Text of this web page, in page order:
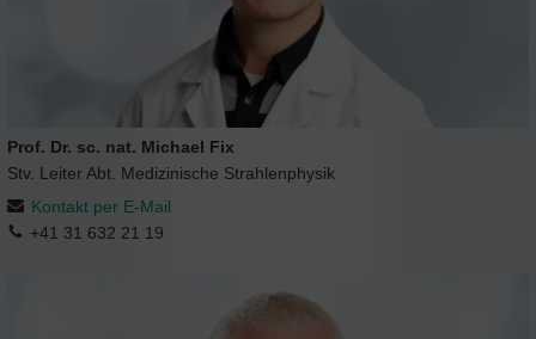
Prof. Dr. sc. nat. Michael Fix
Stv. Leiter Abt. Medizinische Strahlenphysik
Kontakt per E-Mail
+41 31 632 21 19